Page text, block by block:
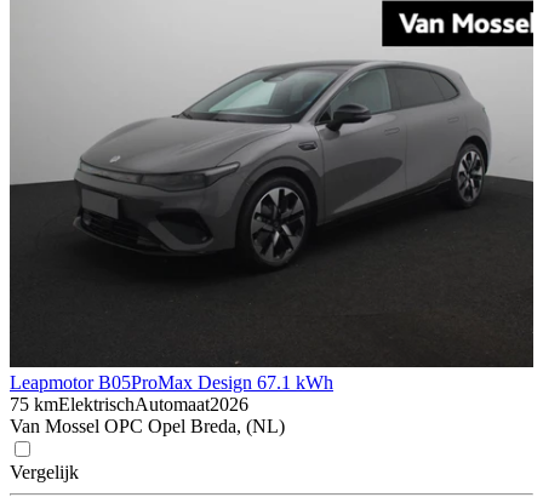
Leapmotor B05ProMax Design 67.1 kWh
75 kmElektrischAutomaat2026
Van Mossel OPC Opel Breda, (NL)
Vergelijk